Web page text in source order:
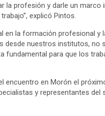
la profesión y darle un marco
explicó Pintos.
en la formación profesional y
desde nuestros institutos, no
fundamental para que los
encuentro en Morón el
y representantes del